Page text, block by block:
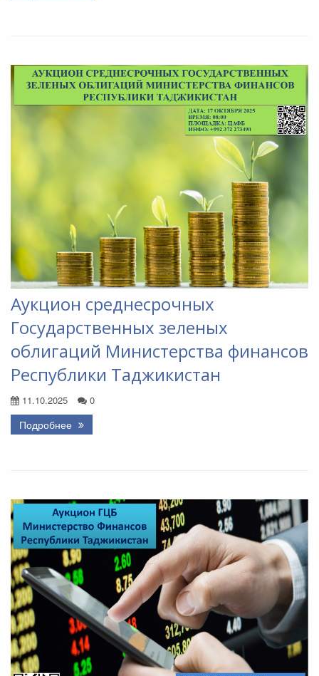
Аукцион среднесрочных
Государственных зеленых
облигаций Министерства финансов
Республики Таджикистан
11.10.2025 0
Подробнее